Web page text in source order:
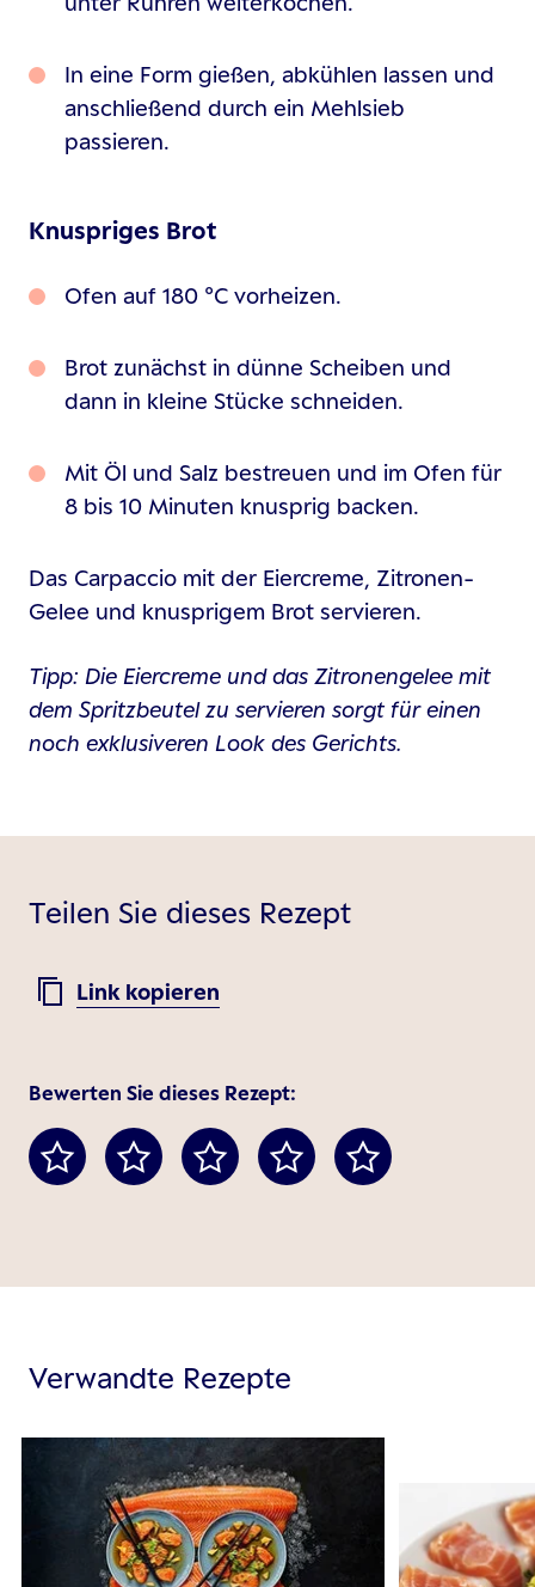
In eine Form gießen, abkühlen lassen und
anschließend durch ein Mehlsieb
passieren.
Knuspriges Brot
Ofen auf 180 °C vorheizen.
Brot zunächst in dünne Scheiben und
dann in kleine Stücke schneiden.
Mit Öl und Salz bestreuen und im Ofen für
8 bis 10 Minuten knusprig backen.
Das Carpaccio mit der Eiercreme, Zitronen-
Gelee und knusprigem Brot servieren.
Tipp: Die Eiercreme und das Zitronengelee mit
dem Spritzbeutel zu servieren sorgt für einen
noch exklusiveren Look des Gerichts.
Teilen Sie dieses Rezept
Link kopieren
Bewerten Sie dieses Rezept:
Verwandte Rezepte